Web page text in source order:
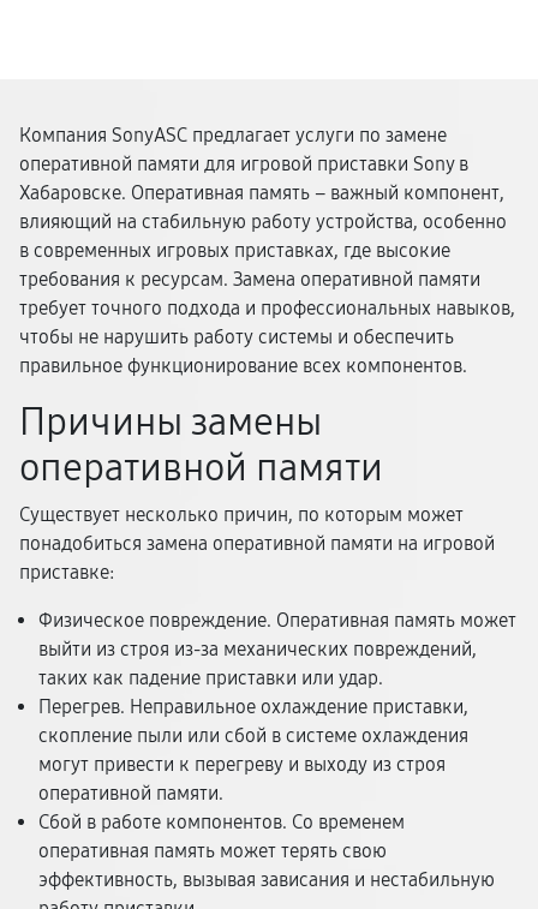
Компания SonyASC предлагает услуги по замене
оперативной памяти для игровой приставки Sony в
Хабаровске. Оперативная память – важный компонент,
влияющий на стабильную работу устройства, особенно
в современных игровых приставках, где высокие
требования к ресурсам. Замена оперативной памяти
требует точного подхода и профессиональных навыков,
чтобы не нарушить работу системы и обеспечить
правильное функционирование всех компонентов.
Причины замены
оперативной памяти
Существует несколько причин, по которым может
понадобиться замена оперативной памяти на игровой
приставке:
Физическое повреждение. Оперативная память может
выйти из строя из-за механических повреждений,
таких как падение приставки или удар.
Перегрев. Неправильное охлаждение приставки,
скопление пыли или сбой в системе охлаждения
могут привести к перегреву и выходу из строя
оперативной памяти.
Сбой в работе компонентов. Со временем
оперативная память может терять свою
эффективность, вызывая зависания и нестабильную